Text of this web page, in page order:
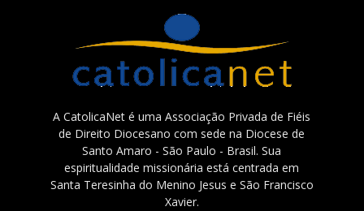
A CatolicaNet é uma Associação Privada de Fiéis
de Direito Diocesano com sede na Diocese de
Santo Amaro - São Paulo - Brasil. Sua
espiritualidade missionária está centrada em
Santa Teresinha do Menino Jesus e São Francisco
Xavier.